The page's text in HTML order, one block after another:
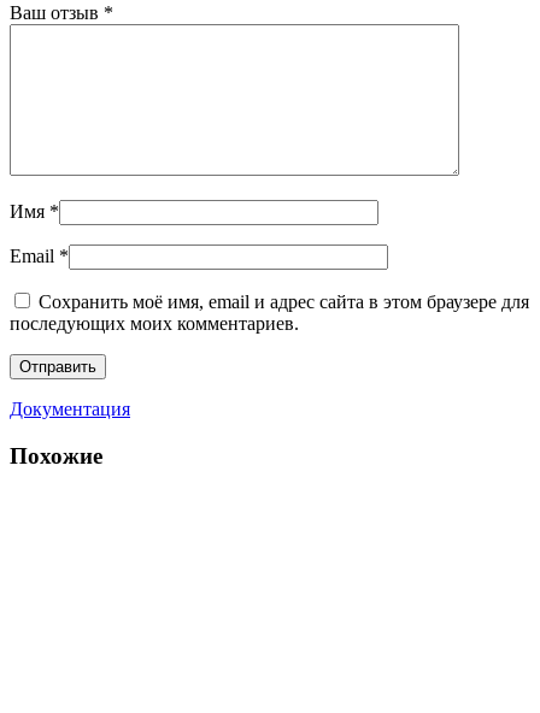
Ваш отзыв *
Имя *
Email *
Сохранить моё имя, email и адрес сайта в этом браузере для
последующих моих комментариев.
Документация
Похожие